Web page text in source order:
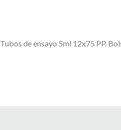
Tubos de ensayo 5ml 12x75 PP.